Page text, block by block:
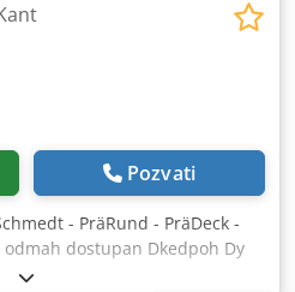
Pozvati
- PräRund - PräDeck -
dostupan Dkedpoh Dy